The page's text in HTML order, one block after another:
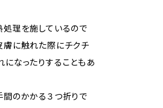
処理を施しているので
膚に触れた際にチクチ
になったりすることもあ
のかかる３つ折りで